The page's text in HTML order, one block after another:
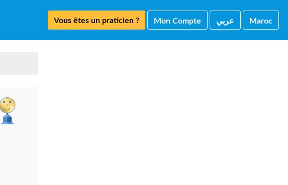
Vous êtes un praticien ? Mon Compte ﻋﺮﺑﻲ Maroc